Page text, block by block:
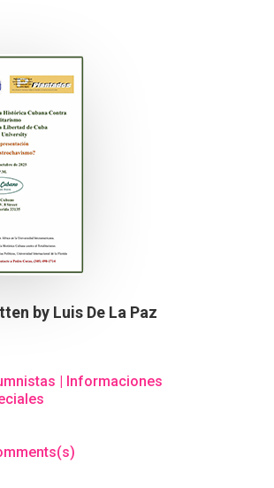
by Luis De La Paz
| Informaciones